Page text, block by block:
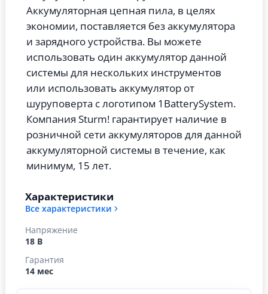
Аккумуляторная цепная пила, в целях
экономии, поставляется без аккумулятора
и зарядного устройства. Вы можете
использовать один аккумулятор данной
системы для нескольких инструментов
или использовать аккумулятор от
шуруповерта с логотипом 1BatterySystem.
Компания Sturm! гарантирует наличие в
розничной сети аккумуляторов для данной
аккумуляторной системы в течение, как
минимум, 15 лет.
Характеристики
Все характеристики
Напряжение
18 В
Гарантия
14 мес